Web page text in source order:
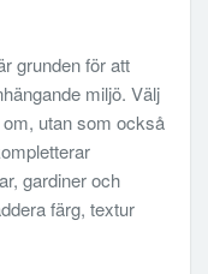
grunden för att
miljö. Välj
utan som också
gardiner och
färg, textur